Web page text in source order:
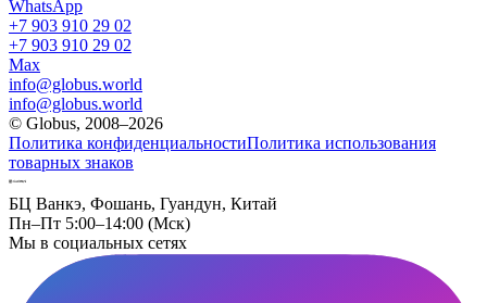
WhatsApp
+7 903 910 29 02
+7 903 910 29 02
Max
info@globus.world
info@globus.world
© Globus, 2008–2026
Политика конфиденциальностиПолитика использования
товарных знаков
БЦ Ванкэ, Фошань, Гуандун, Китай
Пн–Пт 5:00–14:00 (Мск)
Мы в социальных сетях